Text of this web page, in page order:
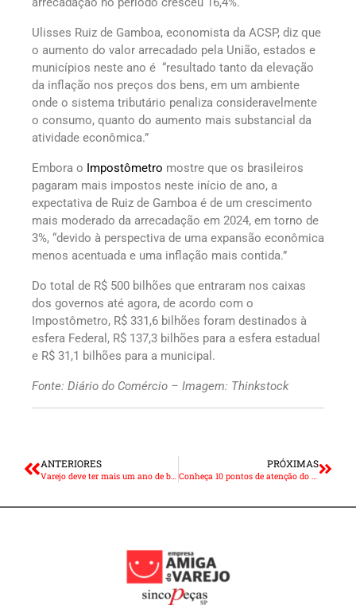
Ulisses Ruiz de Gamboa, economista da ACSP, diz que
o aumento do valor arrecadado pela União, estados e
municípios neste ano é “resultado tanto da elevação
da inflação nos preços dos bens, em um ambiente
onde o sistema tributário penaliza consideravelmente
o consumo, quanto do aumento mais substancial da
atividade econômica.”
Embora o Impostômetro mostre que os brasileiros
pagaram mais impostos neste início de ano, a
expectativa de Ruiz de Gamboa é de um crescimento
mais moderado da arrecadação em 2024, em torno de
3%, “devido à perspectiva de uma expansão econômica
menos acentuada e uma inflação mais contida.”
Do total de R$ 500 bilhões que entraram nos caixas
dos governos até agora, de acordo com o
Impostômetro, R$ 331,6 bilhões foram destinados à
esfera Federal, R$ 137,3 bilhões para a esfera estadual
e R$ 31,1 bilhões para a municipal.
Fonte: Diário do Comércio – Imagem: Thinkstock
ANTERIORES
Varejo deve ter mais um ano de baixo crescimento
PRÓXIMAS